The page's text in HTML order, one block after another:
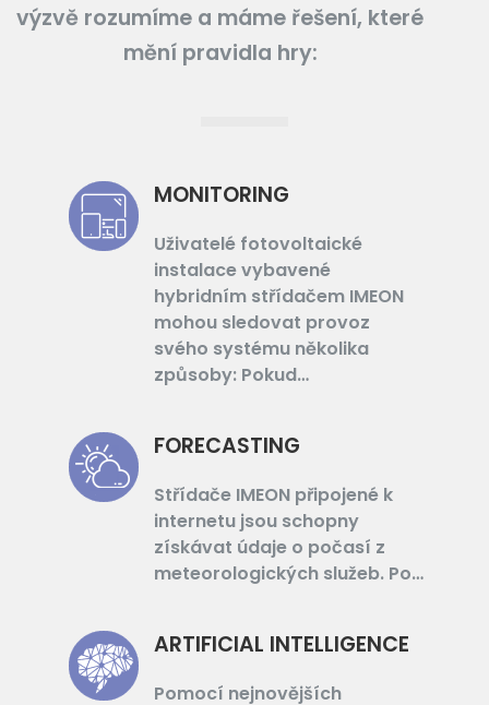
výzvě rozumíme a máme řešení, které
mění pravidla hry:
MONITORING
Uživatelé fotovoltaické
instalace vybavené
hybridním střídačem IMEON
mohou sledovat provoz
svého systému několika
způsoby: Pokud…
FORECASTING
Střídače IMEON připojené k
internetu jsou schopny
získávat údaje o počasí z
meteorologických služeb. Po…
ARTIFICIAL INTELLIGENCE
Pomocí nejnovějších